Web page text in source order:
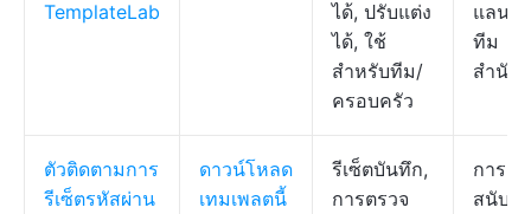
TemplateLab
ได้, ปรับแต่ง
ได้, ใช้
สำหรับทีม/
ครอบครัว
แลนซ์,
ทีม
สำนัก
ตัวติดตามการ
รีเซ็ตรหัสผ่าน
ดาวน์โหลด
เทมเพลตนี้
รีเซ็ตบันทึก,
การตรวจ
การ
สนับส